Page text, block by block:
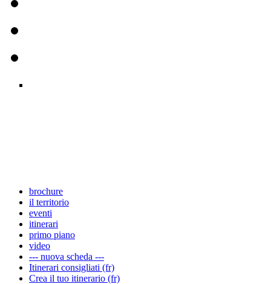
brochure
il territorio
eventi
itinerari
primo piano
video
--- nuova scheda ---
Itinerari consigliati (fr)
Crea il tuo itinerario (fr)